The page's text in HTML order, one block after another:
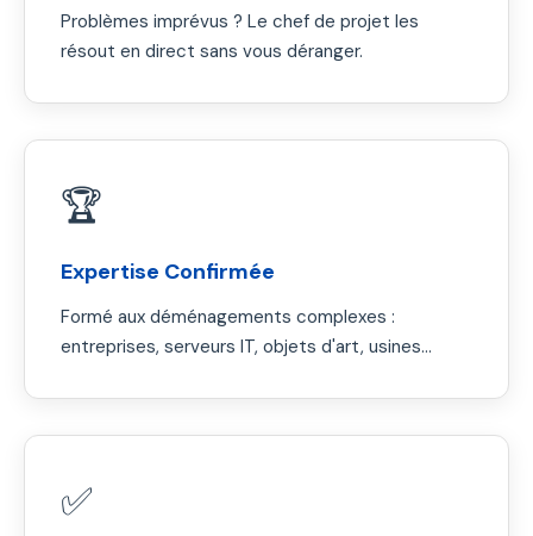
Problèmes imprévus ? Le chef de projet les
résout en direct sans vous déranger.
🏆
Expertise Confirmée
Formé aux déménagements complexes :
entreprises, serveurs IT, objets d'art, usines...
✅